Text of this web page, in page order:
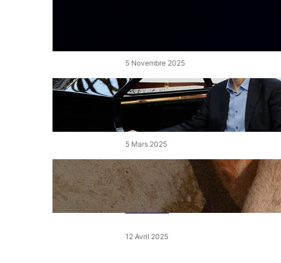
5 Novembre 2025
« Le Disciple » de Mikhaïl
Rudy à Perpignan le vendredi
5 Mars 2025
« Qui est le moins clair » : ce
samedi, 30 actions partout en
France devant les magasins
E.Leclerc
12 Avril 2025